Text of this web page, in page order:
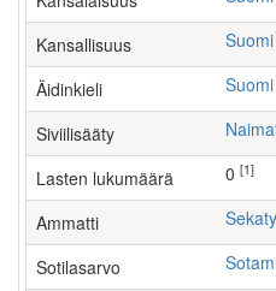
Kansallisuus Suomi
Äidinkieli Suomi
Siviilisääty
Lasten lukumäärä [1]
Ammatti
Sotilasarvo